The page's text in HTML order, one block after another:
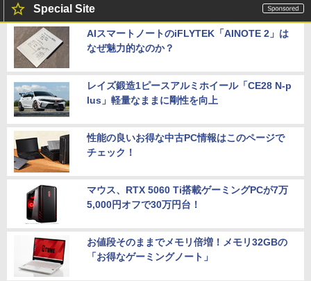
Special Site
AIスマートノートのiFLYTEK「AINOTE 2」は
なぜ魅力的なのか？
レイズ鍛造1ピースアルミホイール「CE28 N-p
lus」軽量なままに剛性を向上
性能の良いお得な中古PC情報はこのページで
チェック！
マウス、RTX 5060 Ti搭載ゲーミングPCが7万
5,000円オフで30万円台！
お値段そのままでメモリ倍増！メモリ32GBの
「お得なゲーミングノート」